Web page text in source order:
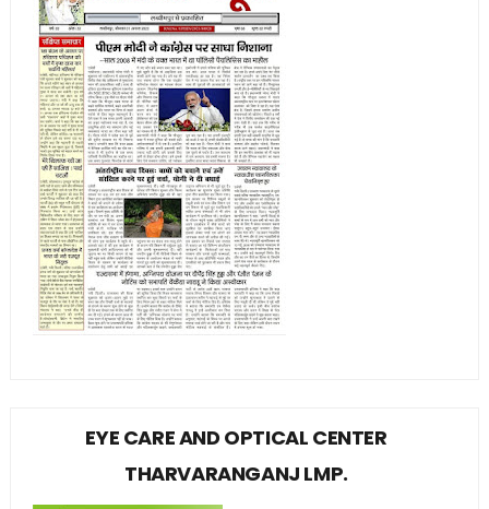
EYE CARE AND OPTICAL CENTER
THARVARANGANJ LMP.